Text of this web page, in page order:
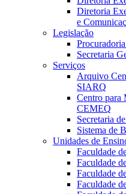
Diretoria
e
Legislação
Secretaria
Serviços
Arquivo
SIARQ
Centro para
CEMEQ
Secretaria
Sistema de
Unidades de
Faculdade
Faculdade
Faculdade
Faculdade